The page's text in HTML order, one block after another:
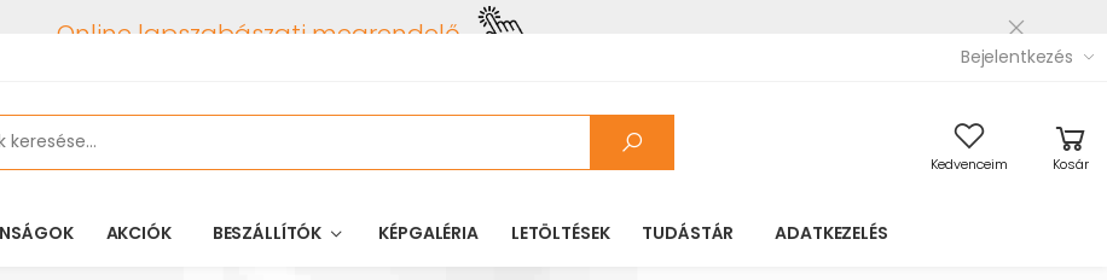
Online lapszabászati megrendelő
Bejelentkezés
Kedvenceim Kosár
AKCIÓK BESZÁLLÍTÓK KÉPGALÉRIA LETÖLTÉSEK TUDÁSTÁR ADATKEZELÉS